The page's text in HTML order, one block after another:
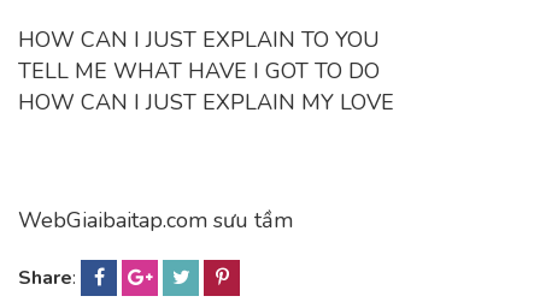
HOW CAN I JUST EXPLAIN TO YOU
TELL ME WHAT HAVE I GOT TO DO
HOW CAN I JUST EXPLAIN MY LOVE
WebGiaibaitap.com sưu tầm
Share: